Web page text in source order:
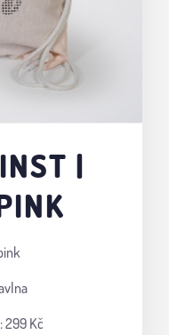
|
299 Kč